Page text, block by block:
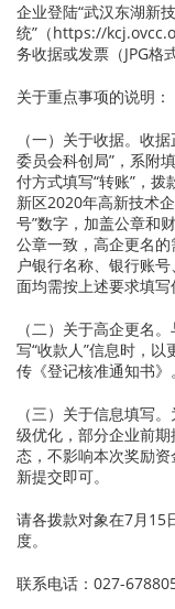
企业登陆“武汉东湖新
统”（https://
务收据或发票（JPG格
关于重点事项的说明：
（一）关于收据。收
委员会科创局”，系附
付方式填写“转账”，
新区2020年高新技术
号”数字，加盖公章和
公章一致，高企更名
户银行名称、银行账
面均需按上述要求填写
（二）关于高企更名
写“收款人”信息时，
传《登记核准通知书》。
（三）关于信息填写
级优化，部分企业前
态，不影响本次奖励
新提交即可。
请各拨款对象在7月15
度。
联系电话：027-